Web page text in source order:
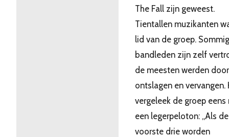
The Fall zijn geweest.
Tientallen muzikanten
lid van de groep.
bandleden zijn zelf
de meesten werden
ontslagen en vervangen.
vergeleek de groep eens
een legerpeloton: ,,Als de
voorste drie worden